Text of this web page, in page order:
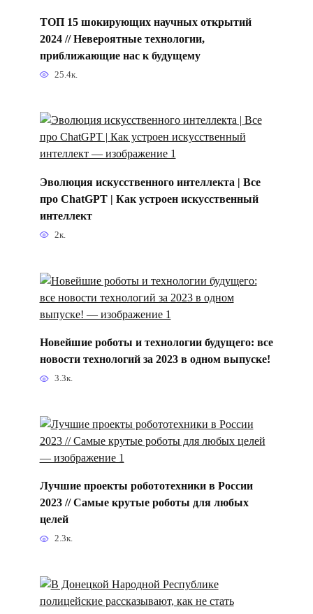
ТОП 15 шокирующих научных открытий
2024 // Невероятные технологии,
приближающие нас к будущему
25.4к.
Эволюция искусственного интеллекта | Все
про ChatGPT | Как устроен искусственный
интеллект
2к.
Новейшие роботы и технологии будущего: все
новости технологий за 2023 в одном выпуске!
3.3к.
Лучшие проекты робототехники в России
2023 // Самые крутые роботы для любых
целей
2.3к.